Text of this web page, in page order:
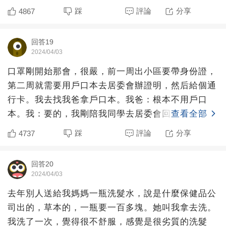
不會開車的，沒
4867 踩 評論 分享
回答19
2024/04/03
口罩剛開始那會，很嚴，前一周出小區要帶身份證，
第二周就需要用戶口本去居委會辦證明，然后給個通
行卡。我去找我爸拿戶口本。我爸：根本不用戶口
本。我：要的，我剛陪我同學去居委會回來。我爸：
我昨天出小區就不用
查看全部
4737 踩 評論 分享
回答20
2024/04/03
去年別人送給我媽媽一瓶洗髮水，說是什麼保健品公
司出的，草本的，一瓶要一百多塊。她叫我拿去洗。
我洗了一次，覺得很不舒服，感覺是很劣質的洗髮